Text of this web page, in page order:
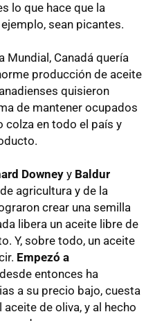
lo que hace que la
sean picantes.
Mundial, Canadá quería
producción de aceite
quisieron
de mantener ocupados
colza en todo el país y
Downeyy Baldur
agricultura y de la
crear una semilla
libera un aceite libre de
Y, sobre todo, un aceite
Empezó a
entonces ha
a su precio bajo, cuesta
de oliva, y al hecho